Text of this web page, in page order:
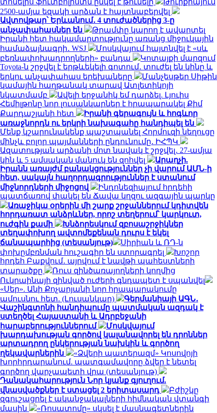
2500-ամյա եզակի արձան է հայտնաբերվել
Ավտովթար՝ Երևանում․ 4 տուժածներից 3-ը
անչափահասներ են
Թրամփը կարող է ավարտել
Իրանի հետ հակամարտությունը առանց միջուկային
համաձայնագրի․ WSJ
Մոսկվայում հայտնվել է «սև
բեռնափոխադրողների» բանդա
Կոտայքի մարզում
Toyota-ն շրջվել է երթևեկելի գոտում․ տուժել են կինը և
երկու անչափահաս երեխաները
Մանչեսթեր Սիթին
կամային հաղթանակ տարավ Ատլետիկոյի
նկատմամբ
Ավելի երջանիկ եմ դարձել. Լյուիս
Հեմիլթոնը նոր լուսանկարներ է հրապարակել Քիմ
Քարդաշյանի հետ
Իրանի գերագույն և հոգևոր
առաջնորդն ու երկրի նախագահը հանդիպել են
Մենք կշարունակենք պաշտպանել Հորմուզի նեղուցը
մինչև բոլոր պայմանների ընդունումը․ ԻՀՊԿ
Ազատության արձանի մոտ նավակ է շրջվել․ 27-ամյա
կին և 5 ամսական մանուկ են զոհվել
Արաղչի.
Իրանն առայժմ բանակցություններ չի վարում ԱՄՆ-ի
հետ, սակայն հաղորդագրություններ է ստանում
միջնորդների միջոցով
Ինդոնեզիայում հրդեհի
պատճառով փակել են Ճավա կղզու ազգային պարկը
Առաջիկա օրերին մի շարք շրջաններում կդիտվեն
հորդառատ անձրևներ, որոշ տեղերում՝ կարկուտ,
ուժգին քամի
Խնձորեսկում զբոսաշրջիկներ
տեղափոխող ավտոմեքենան դուրս է եկել
ճանապարհից (տեսանյութ)
Սիրիան և ՌԴ-ն
փոխըմբռնման հուշագիր են ստորագրել
Խոշոր
հրդեհ Բաքվում․ այրվում է նավթի պահեստների
տարածքը
Ռուս զինծառայողների կողմից
Ուկրաինայի զինված ուժերի գնդապետ է սպանվել
«Սեր». Անի Քոչարյանի նոր հրապարակումը
ամուսնու հետ. (Լուսանկար)
Գերմանիայի ԱԳՆ․
Վաշինգտոնի հանդիպումը պատմական ազդակ է
ստեղծել Հայաստանի և Ադրբեջանի
հարաբերություններում
Մոսկվայում
խարդախության գործով կալանավորել են դրոններ
արտադրող ընկերության նախկին և գործող
ղեկավարներին
«Ձվերի պատերազմ» Կոսովոյի
խորհրդարանում. պատգամավորը ձվեր է նետել
գործող վարչապետի վրա (տեսանյութ)
Դանակահարություն Նոր կյանք գյուղում.
վնասվածքներ է ստացել 2 երիտասարդ
Բժիշկը
զգուշացրել է ականջակալների հիմնական վտանգի
մասին
«Ռոսատոմը» սկսել է մասնագետներին